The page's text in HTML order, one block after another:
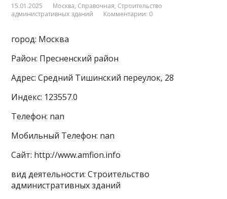
15.01.2025 Москва, Справочная, Строительство
административных зданий
Комментарии: 0
город: Москва
Район: Пресненский район
Адрес: Средний Тишинский переулок, 28
Индекс: 123557.0
Телефон: nan
Мобильный Телефон: nan
Сайт: http://www.amfion.info
вид деятельности: Строительство
административных зданий